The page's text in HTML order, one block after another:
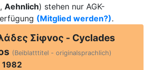
, Aehnlich) stehen nur AGK-
(Mitglied werden?).
Σiφvoς - Cyclades
(Beiblatttitel - originalsprachlich)
1982